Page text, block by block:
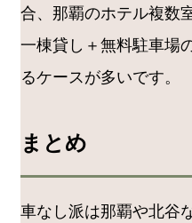
合、那覇のホテル複数
一棟貸し＋無料駐車場
るケースが多いです。
まとめ
車なし派は那覇や北谷